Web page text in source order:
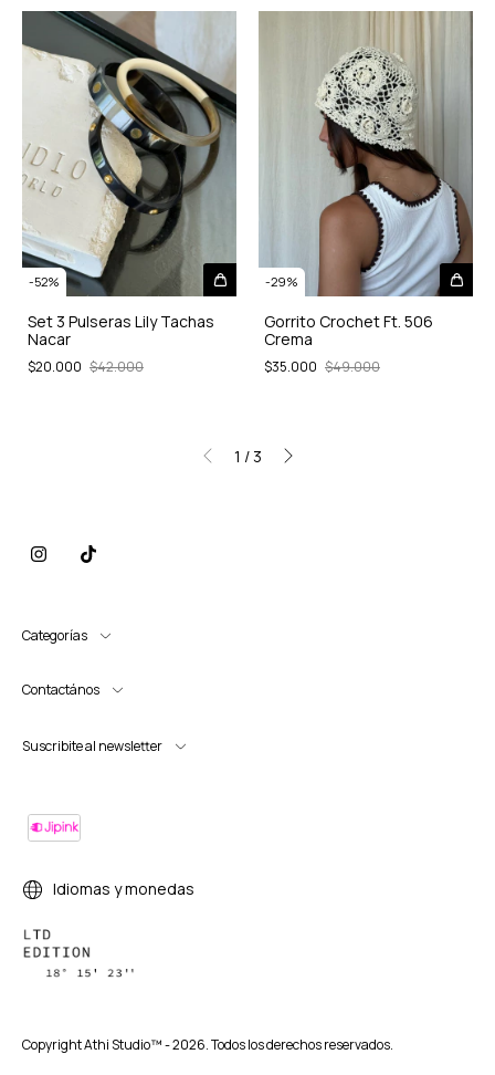
-52%
Set 3 Pulseras Lily Tachas
Nacar
$20.000 $42.000
-29%
Gorrito Crochet Ft. 506
Crema
$35.000 $49.000
1 / 3
Categorías
Contactános
Suscribite al newsletter
Idiomas y monedas
Copyright Athi Studio™ - 2026. Todos los derechos reservados.